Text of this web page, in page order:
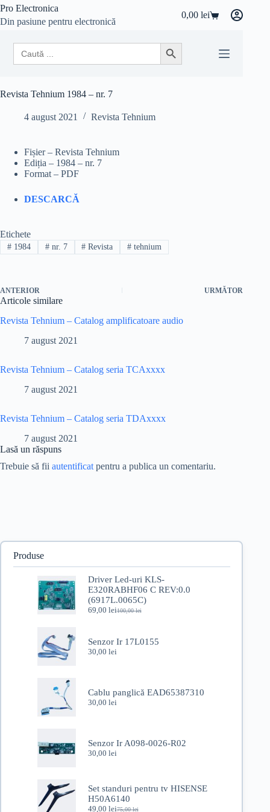
Sari
conținut
Pro Electronica
Din pasiune pentru electronică
Coș
cumpărături
0,00lei
Search
for:
Search Button
Revista Tehnium 1984 – nr. 7
4 august 2021 Revista Tehnium
Fișier – Revista Tehnium
Ediția – 1984 – nr. 7
Format – PDF
DESCARCĂ
Etichete
#1984 #nr. 7 # Revista # tehnium
ANTERIOR URMĂTOR
Articole similare
Revista Tehnium – Catalog amplificatoare audio
7 august 2021
Revista Tehnium – Catalog seria TCAxxxx
7 august 2021
Revista Tehnium – Catalog seria TDAxxxx
7 august 2021
Lasă un răspuns
Trebuie să fii autentificat pentru a publica un comentariu.
Produse
Driver Led-uri KLS-
E320RABHF06 C REV:0.0
(6917L.0065C)
100,00lei
Prețul
fost:
100,00 lei.
69,00 leiPrețul
69,00 lei.
Senzor Ir 17L0155
30,00 lei
Cablu panglică EAD65387310
30,00 lei
Senzor Ir A098-0026-R02
30,00 lei
Set standuri pentru tv HISENSE
H50A6140
75,00lei
49,00 lei